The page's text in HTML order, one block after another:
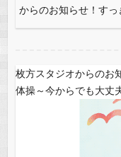
からのお知らせ！す
枚方スタジオからのお
体操～今からでも大